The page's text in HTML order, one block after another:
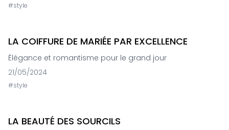
#style
LA COIFFURE DE MARIÉE PAR EXCELLENCE
Élégance et romantisme pour le grand jour
21/05/2024
#style
LA BEAUTÉ DES SOURCILS